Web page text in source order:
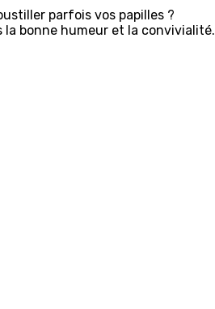
parfois vos papilles ?
bonne humeur et la convivialité.